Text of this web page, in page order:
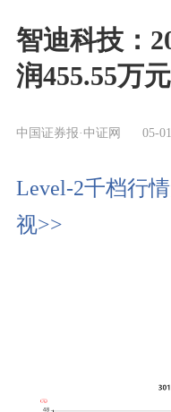
智迪科技：
润455.55万元
中国证券报·中证网 05-
Level-2千档行
视>>